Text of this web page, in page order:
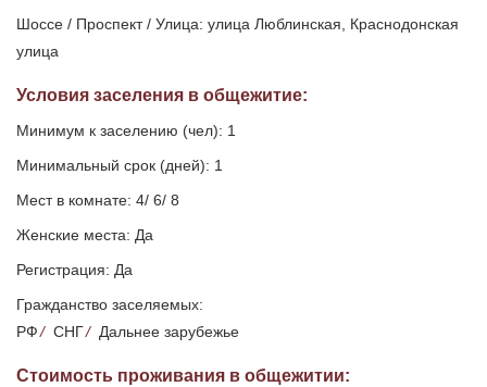
Шоссе / Проспект / Улица: улица Люблинская, Краснодонская
улица
Условия заселения в общежитие:
Минимум к заселению (чел): 1
Минимальный срок (дней): 1
Мест в комнате: 4/ 6/ 8
Женские места: Да
Регистрация: Да
Гражданство заселяемых:
РФ/ СНГ/ Дальнее зарубежье
Стоимость проживания в общежитии: